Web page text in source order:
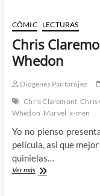
X-
men
(IX):
Conclusión
(parte
CÓMIC LECTURAS
Chris
Whedon
Diógenes Pantarújez
Chris Claremont Chris
Whedon Marvel x-men
Yo no pienso
película, asi que
quinielas…
Ver másChris